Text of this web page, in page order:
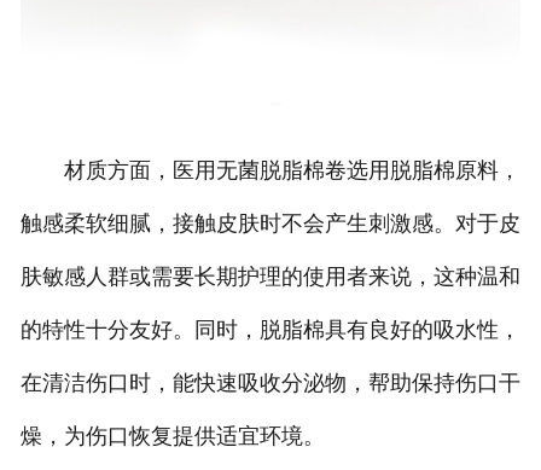
材质方面，医用无菌脱脂棉卷选用脱脂棉原料，
触感柔软细腻，接触皮肤时不会产生刺激感。对于皮
肤敏感人群或需要长期护理的使用者来说，这种温和
的特性十分友好。同时，脱脂棉具有良好的吸水性，
在清洁伤口时，能快速吸收分泌物，帮助保持伤口干
燥，为伤口恢复提供适宜环境。